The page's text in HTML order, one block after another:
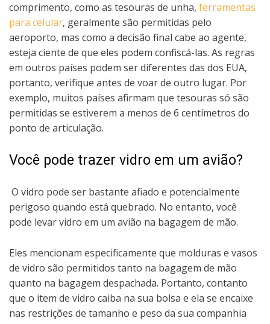
comprimento, como as tesouras de unha, ferramentas
para celular, geralmente são permitidas pelo
aeroporto, mas como a decisão final cabe ao agente,
esteja ciente de que eles podem confiscá-las. As regras
em outros países podem ser diferentes das dos EUA,
portanto, verifique antes de voar de outro lugar. Por
exemplo, muitos países afirmam que tesouras só são
permitidas se estiverem a menos de 6 centímetros do
ponto de articulação.
Você pode trazer vidro em um avião?
O vidro pode ser bastante afiado e potencialmente
perigoso quando está quebrado. No entanto, você
pode levar vidro em um avião na bagagem de mão.
Eles mencionam especificamente que molduras e vasos
de vidro são permitidos tanto na bagagem de mão
quanto na bagagem despachada. Portanto, contanto
que o item de vidro caiba na sua bolsa e ela se encaixe
nas restrições de tamanho e peso da sua companhia